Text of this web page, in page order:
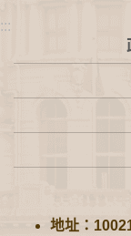
:::
地址：